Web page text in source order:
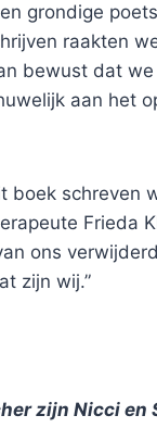
grondige
raakten
bewust dat
aan het
boek schreven
Frieda
ons
zijn wij.”
zijn Nicci en